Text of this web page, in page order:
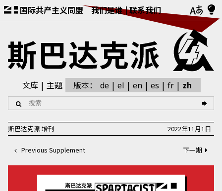
国际共产主义同盟 我们是谁 联系我们
文库 主题 版本： de el en es fr zh
斯巴达克派增刊 2022年11月1日
Previous Supplement 下一期